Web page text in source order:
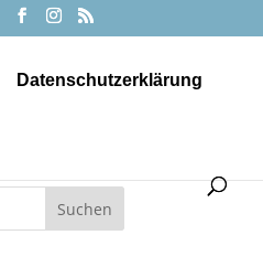
Datenschutzerklärung

Suchen